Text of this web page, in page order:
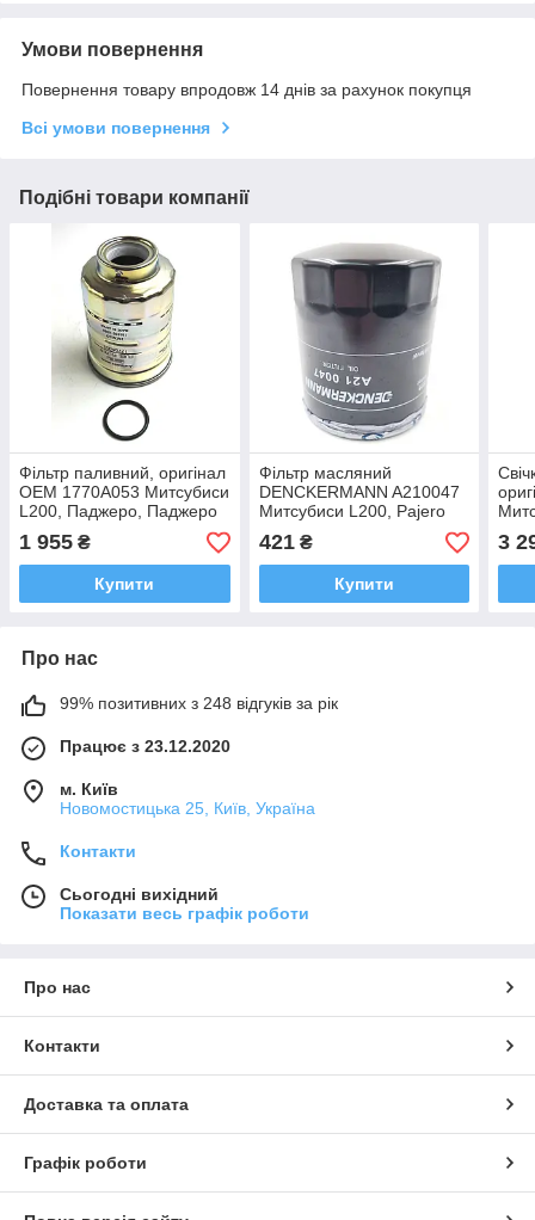
Умови повернення
Повернення товару впродовж 14 днів за рахунок покупця
Всі умови повернення
Подібні товари компанії
Фільтр паливний, оригінал
OEM 1770A053 Митсубиси
L200, Паджеро, Паджеро
Спорт 2005-
1 955 ₴
Купити
Фільтр масляний
DENCKERMANN A210047
Митсубиси L200, Pajero
Sport 1996-2009 OEM
1230A114
421₴
Купити
3
Про нас
99% позитивних з 248 відгуків за рік
Працює з 23.12.2020
м. Київ
Новомостицька 25, Київ, Україна
Контакти
Сьогодні вихідний
Показати весь графік роботи
Про нас
Контакти
Доставка та оплата
Графік роботи